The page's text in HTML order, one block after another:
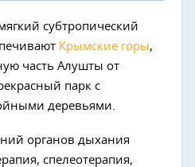
субтропический
Крымские горы,
часть Алушты от
парк с
деревьями.
органов дыхания
спелеотерапия,